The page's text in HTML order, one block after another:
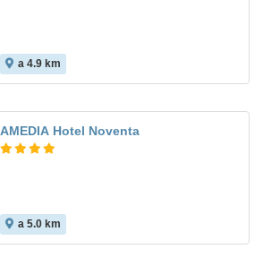
a 4.9 km
AMEDIA Hotel Noventa
a 5.0 km